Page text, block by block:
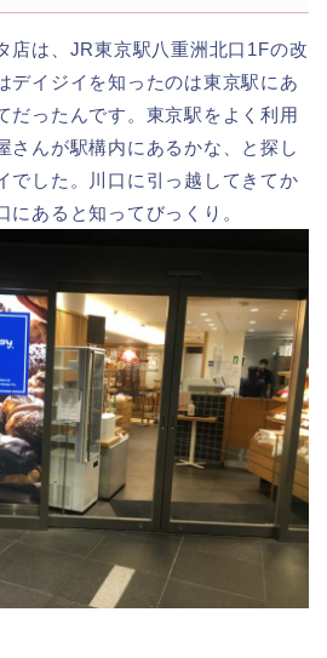
店は、JR東京駅八重洲北口1Fの改
デイジイを知ったのは東京駅にあ
だったんです。東京駅をよく利用
さんが駅構内にあるかな、と探し
でした。川口に引っ越してきてか
にあると知ってびっくり。